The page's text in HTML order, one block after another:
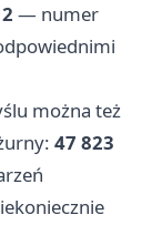
— numer
można też
47 823